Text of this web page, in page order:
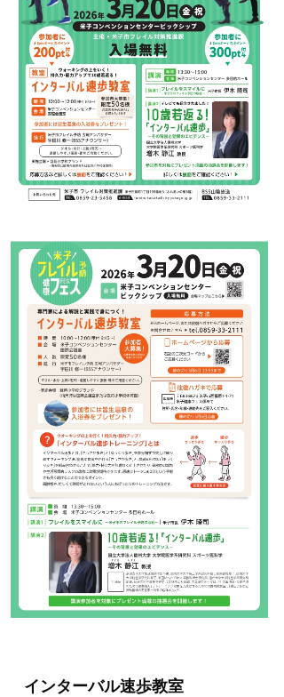
インターバル速歩教室